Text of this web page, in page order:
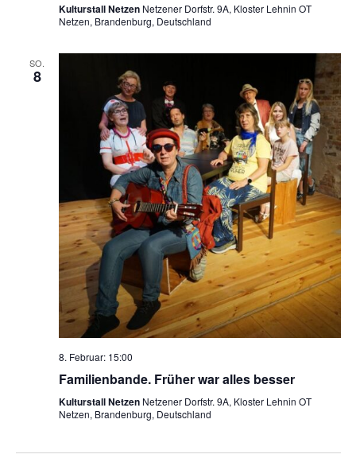
Kulturstall Netzen Netzener Dorfstr. 9A, Kloster Lehnin OT
Netzen, Brandenburg, Deutschland
SO.
8
8. Februar: 15:00
Familienbande. Früher war alles besser
Kulturstall Netzen Netzener Dorfstr. 9A, Kloster Lehnin OT
Netzen, Brandenburg, Deutschland